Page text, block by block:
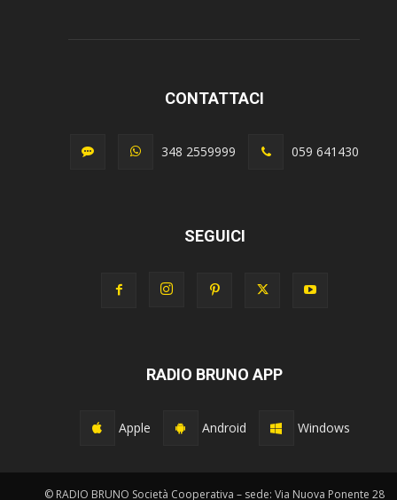
CONTATTACI
348 2559999 059 641430
SEGUICI
RADIO BRUNO APP
Apple Android Windows
© RADIO BRUNO Società Cooperativa – sede: Via Nuova Ponente 28